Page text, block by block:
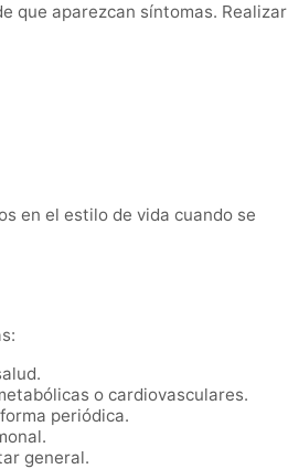
que aparezcan síntomas. Realizar
en el estilo de vida cuando se
o cardiovasculares.
periódica.
general.